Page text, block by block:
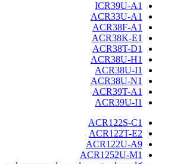
ICR39U-A1
ACR33U-A1
ACR38F-A1
ACR38K-E1
ACR38T-D1
ACR38U-H1
ACR38U-I1
ACR38U-N1
ACR39T-A1
ACR39U-I1
ACR122S-C1
ACR122T-E2
ACR122U-A9
ACR1252U-M1